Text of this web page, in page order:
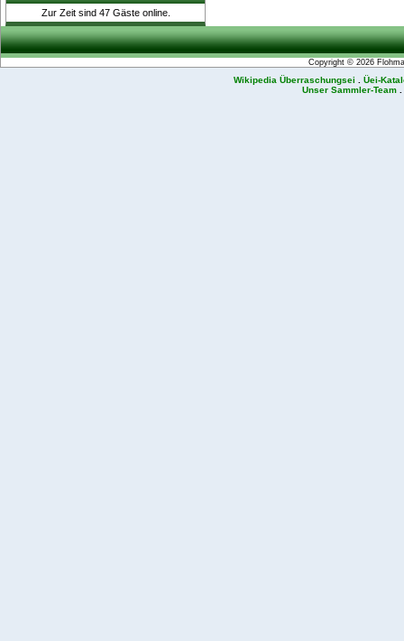
Zur Zeit sind 47 Gäste online.
Copyright © 2026
Wikipedia Überraschungsei
Üei-
Unser Sammler-Team